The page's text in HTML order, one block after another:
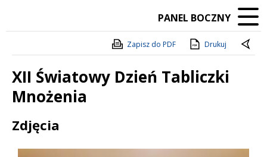
PANEL BOCZNY
Zapisz do PDF Drukuj
XII Światowy Dzień Tabliczki
Mnożenia
Treść
Zdjęcia